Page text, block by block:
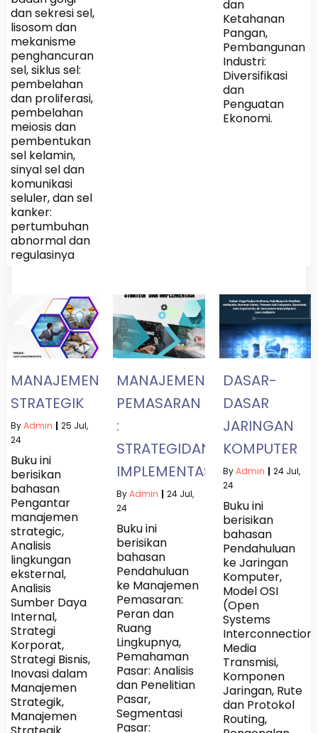
dan sekresi sel,
lisosom dan
mekanisme
penghancuran
sel, siklus sel:
pembelahan
dan proliferasi,
pembelahan
meiosis dan
pembentukan
sel kelamin,
sinyal sel dan
komunikasi
seluler, dan sel
kanker:
pertumbuhan
abnormal dan
regulasinya
dan
Ketahanan
Pangan,
Pembangunan
Industri:
Diversifikasi
dan
Penguatan
Ekonomi.
MANAJEMEN
STRATEGIK
ByAdmin | 25 Jul,
24
Buku ini
berisikan
bahasan
Pengantar
manajemen
strategic,
Analisis
lingkungan
eksternal,
Analisis
Sumber Daya
Internal,
Strategi
Korporat,
Strategi Bisnis,
Inovasi dalam
Manajemen
Strategik,
Manajemen
MANAJEMEN
PEMASARAN
:
STRATEGIDAN
IMPLEMENTASI
ByAdmin | 24 Jul,
24
Buku ini
berisikan
bahasan
Pendahuluan
ke Manajemen
Pemasaran:
Peran dan
Ruang
Lingkupnya,
Pemahaman
Pasar: Analisis
dan Penelitian
Pasar,
Segmentasi
Pasar:
DASAR-
DASAR
JARINGAN
KOMPUTER
ByAdmin | 24 Jul,
24
Buku ini
berisikan
bahasan
Pendahuluan
ke Jaringan
Komputer,
Model OSI
(Open
Systems
Media
Transmisi,
Komponen
Jaringan, Rute
dan Protokol
Routing,